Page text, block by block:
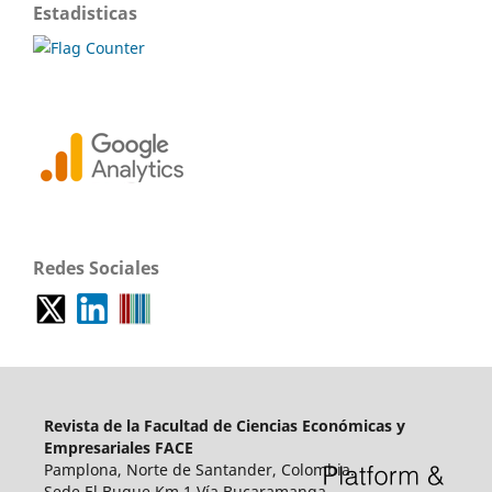
Estadisticas
Redes Sociales
Revista de la Facultad de Ciencias Económicas y
Empresariales FACE
Pamplona, Norte de Santander, Colombia.